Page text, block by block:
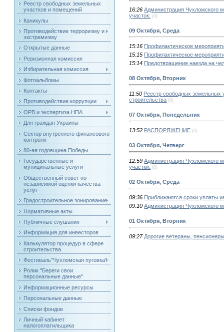
Реестр свободных земельных
участков и помещений
Каникулы
Противодействие терроризму и
экстремизму
Открытые данные
Ревизионная комиссия
Избирательная комиссия
Фотоальбомы
Контакты
Противодействие коррупции
ОРВ и экспертиза НПА
Для граждан Украины
Сектор внутреннего финансового
контроля
80-ая годовщина Победы
Государственные и
муниципальные услуги
Общественный совет по
независимой оценки качества
услуг
Градостроительное зонирование
Нормативные акты
Публичные слушания
Информация для инвесторов
Калькулятор процедур в сфере
строительства
Фестиваль"Чухломская пуговка"
Ролик "Береги свои
персональные данные"
Информационные ресурсы
Персональные данные
Списки фондов
Личный кабинет
налогоплатильщика
16:26 Администрация Чухломского
участок: (0)
09 Октября, Среда
15:16 Профилактическое
15:15 Профилактическое
15:14 Предотвращение наезда на
08 Октября, Вторник
11:50 Реестр свободных земельных
строительства (0)
07 Октября, Понедельник
13:52 РАСПОРЯЖЕНИЕ (0)
03 Октября, Четверг
12:59 Администрация Чухломского
участки: (0)
02 Октября, Среда
09:36 Приближаются сроки уплаты
09:10 Администрация Чухломского
01 Октября, Вторник
09:27 Дорогие ветераны,